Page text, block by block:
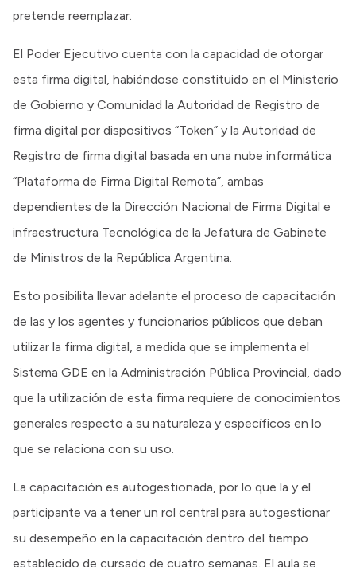
pretende reemplazar.
El Poder Ejecutivo cuenta con la capacidad de otorgar
esta firma digital, habiéndose constituido en el Ministerio
de Gobierno y Comunidad la Autoridad de Registro de
firma digital por dispositivos “Token” y la Autoridad de
Registro de firma digital basada en una nube informática
“Plataforma de Firma Digital Remota”, ambas
dependientes de la Dirección Nacional de Firma Digital e
infraestructura Tecnológica de la Jefatura de Gabinete
de Ministros de la República Argentina.
Esto posibilita llevar adelante el proceso de capacitación
de las y los agentes y funcionarios públicos que deban
utilizar la firma digital, a medida que se implementa el
Sistema GDE en la Administración Pública Provincial, dado
que la utilización de esta firma requiere de conocimientos
generales respecto a su naturaleza y específicos en lo
que se relaciona con su uso.
La capacitación es autogestionada, por lo que la y el
participante va a tener un rol central para autogestionar
su desempeño en la capacitación dentro del tiempo
establecido de cursado de cuatro semanas. El aula se